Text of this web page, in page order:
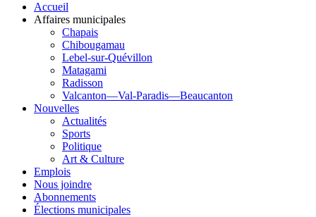
Accueil
Affaires municipales
Chapais
Chibougamau
Lebel-sur-Quévillon
Matagami
Radisson
Valcanton—Val-Paradis—Beaucanton
Nouvelles
Actualités
Sports
Politique
Art & Culture
Emplois
Nous joindre
Abonnements
Élections municipales